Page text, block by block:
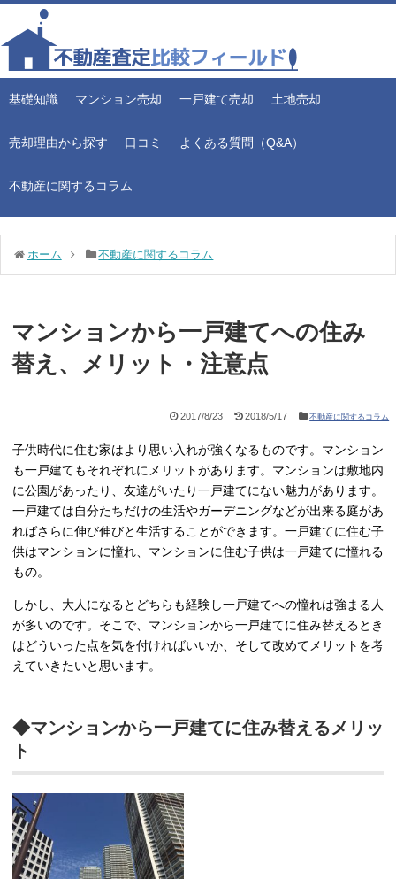
基礎知識 マンション売却 一戸建て売却 土地売却
売却理由から探す 口コミ よくある質問（Q&A）
不動産に関するコラム
ホーム 不動産に関するコラム
マンションから一戸建てへの住み
替え、メリット・注意点
2017/8/23 2018/5/17 不動産に関するコラム
子供時代に住む家はより思い入れが強くなるものです。マンション
も一戸建てもそれぞれにメリットがあります。マンションは敷地内
に公園があったり、友達がいたり一戸建てにない魅力があります。
一戸建ては自分たちだけの生活やガーデニングなどが出来る庭があ
ればさらに伸び伸びと生活することができます。一戸建てに住む子
供はマンションに憧れ、マンションに住む子供は一戸建てに憧れる
もの。
しかし、大人になるとどちらも経験し一戸建てへの憧れは強まる人
が多いのです。そこで、マンションから一戸建てに住み替えるとき
はどういった点を気を付ければいいか、そして改めてメリットを考
えていきたいと思います。
◆マンションから一戸建てに住み替えるメリッ
ト